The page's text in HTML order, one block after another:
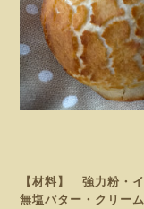
【材料】 強力粉・
無塩バター・クリー